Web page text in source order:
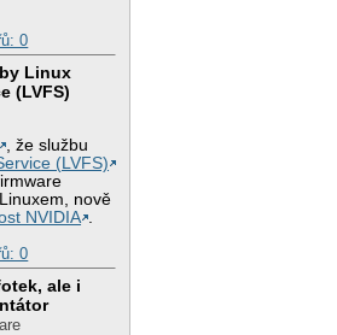
0
Linux
(LVFS)
, že službu
(LVFS)
nově
NVIDIA .
0
ale i